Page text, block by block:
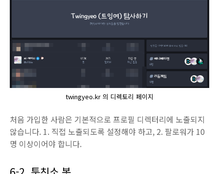
twingyeo.kr 의 디렉토리 페이지
처음 가입한 사람은 기본적으로 프로필 디렉터리에 노출되지
않습니다. 1. 직접 노출되도록 설정해야 하고, 2. 팔로워가 10
명 이상이어야 합니다.